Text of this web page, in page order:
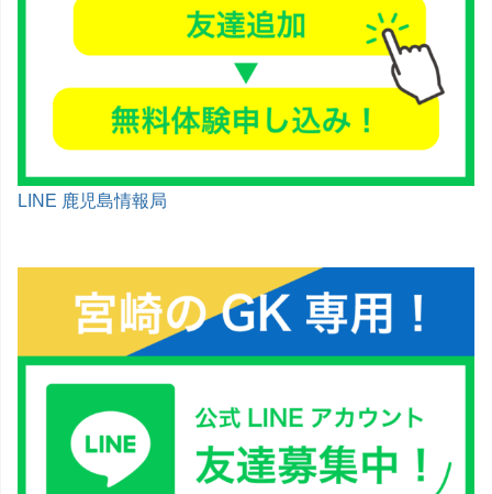
LINE 鹿児島情報局